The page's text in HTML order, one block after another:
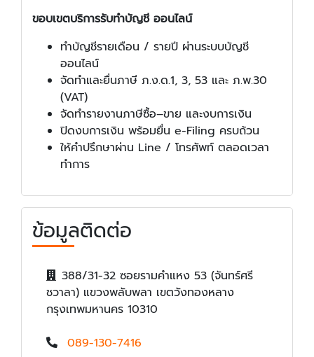
ขอบเขตบริการรับทำบัญชี ออนไลน์
ทำบัญชีรายเดือน / รายปี ผ่านระบบบัญชี
ออนไลน์
จัดทำและยื่นภาษี ภ.ง.ด.1, 3, 53 และ ภ.พ.30
(VAT)
จัดทำรายงานภาษีซื้อ–ขาย และงบการเงิน
ปิดงบการเงิน พร้อมยื่น e-Filing ครบถ้วน
ให้คำปรึกษาผ่าน Line / โทรศัพท์ ตลอดเวลา
ทำการ
ข้อมูลติดต่อ
388/31-32 ซอยรามคำแหง 53 (จันทร์ศรี
ชวาลา) แขวงพลับพลา เขตวังทองหลาง
กรุงเทพมหานคร 10310
089-130-7416